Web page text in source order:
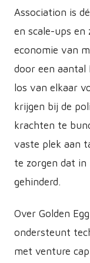
Association is
en scale-ups
economie van
door een aantal
los van elkaar
krijgen bij de
krachten te
vaste plek aan
te zorgen dat
gehinderd.
Over Golden
ondersteunt
met venture